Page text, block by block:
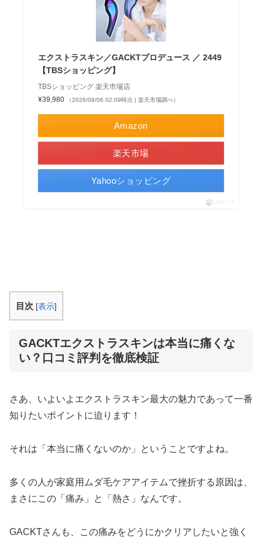
エクストラスキン／GACKTプロデュース ／ 2449
【TBSショッピング】
TBSショッピング 楽天市場店
¥39,980
（2026/08/06 02:09時点 | 楽天市場調べ）
Amazon
楽天市場
Yahooショッピング
ポチップ
目次 [表示]
GACKTエクストラスキンは本当に痛くな
い？口コミ評判を徹底検証
さあ、いよいよエクストラスキン最大の魅力であって一番
知りたいポイントに迫ります！
それは「本当に痛くないのか」ということですよね。
多くの人が家庭用ムダ毛ケアアイテムで挫折する原因は、
まさにこの「痛み」と「熱さ」なんです。
GACKTさんも、この痛みをどうにかクリアしたいと強く